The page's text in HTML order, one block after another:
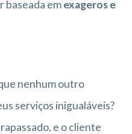
baseada emexageros e
nenhum outro
serviços inigualáveis?
e o cliente